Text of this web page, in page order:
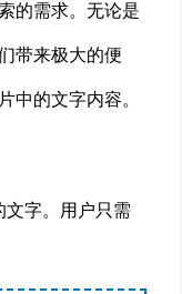
的需求。无论是
带来极大的便
中的文字内容。
文字。用户只需